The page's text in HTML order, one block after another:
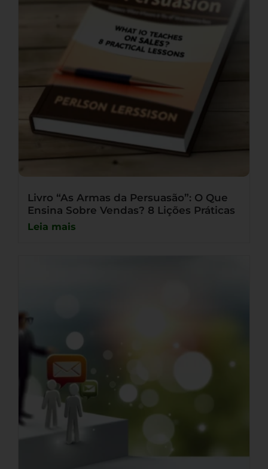
Livro “As Armas da Persuasão”: O Que
Ensina Sobre Vendas? 8 Lições Práticas
Leia mais